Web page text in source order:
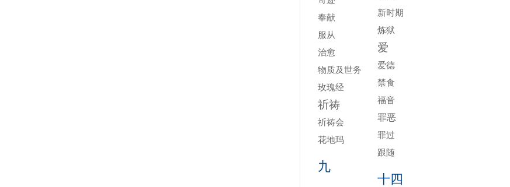
奉献
服从
治愈
物质及世务
玫瑰经
祈祷
祈祷会
花地玛
九
新时期
炼狱
爱
爱德
禁食
福音
罪恶
罪过
跟随
十四